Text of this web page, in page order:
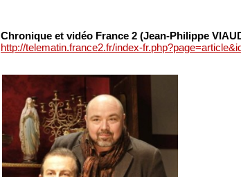
Chronique et vidéo France 2 (Jean-Philippe
http://telematin.france2.fr/index-